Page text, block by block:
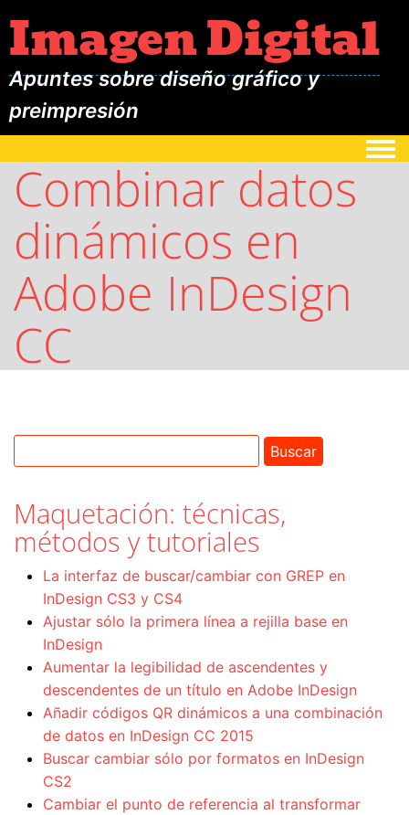
Imagen Digital
Apuntes sobre diseño gráfico y
preimpresión
Combinar datos
dinámicos en
Adobe InDesign
CC
Maquetación: técnicas,
métodos y tutoriales
La interfaz de buscar/cambiar con GREP en
InDesign CS3 y CS4
Ajustar sólo la primera línea a rejilla base en
InDesign
Aumentar la legibilidad de ascendentes y
descendentes de un título en Adobe InDesign
Añadir códigos QR dinámicos a una combinación
de datos en InDesign CC 2015
Buscar cambiar sólo por formatos en InDesign
CS2
Cambiar el punto de referencia al transformar